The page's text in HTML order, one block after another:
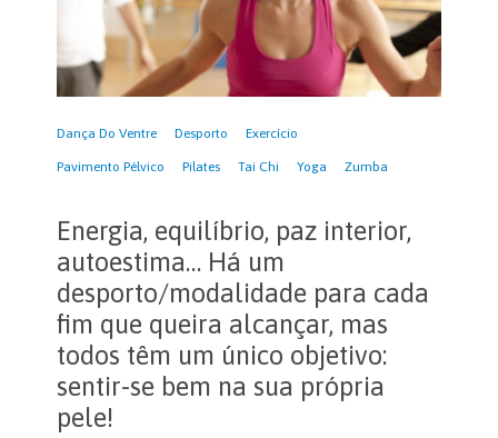
Dança Do Ventre Desporto Exercício
Pavimento Pélvico Pilates Tai Chi Yoga Zumba
Energia, equilíbrio, paz interior,
autoestima… Há um
desporto/modalidade para cada
fim que queira alcançar, mas
todos têm um único objetivo:
sentir-se bem na sua própria
pele!